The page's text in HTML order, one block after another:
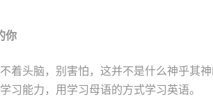
你
着头脑，别害怕，这并不是什么神乎其
习能力，用学习母语的方式学习英语。